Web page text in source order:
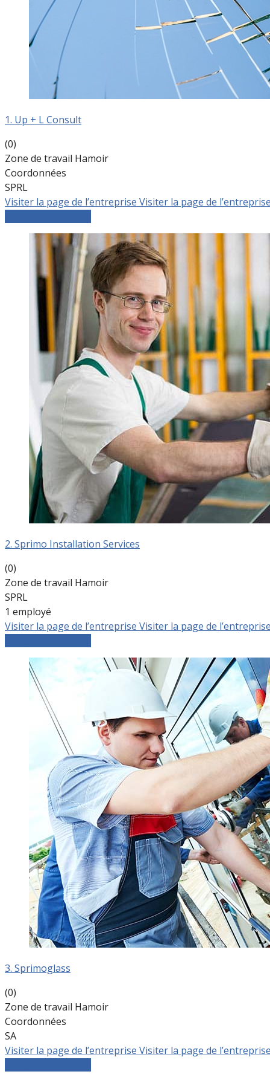
1. Up + L Consult
(0)
Zone de travail Hamoir
Coordonnées
SPRL
Visiter la page de l’entreprise Visiter la page de
2. Sprimo Installation Services
(0)
Zone de travail Hamoir
SPRL
1 employé
Visiter la page de l’entreprise Visiter la page de
3. Sprimoglass
(0)
Zone de travail Hamoir
Coordonnées
SA
Visiter la page de l’entreprise Visiter la page de